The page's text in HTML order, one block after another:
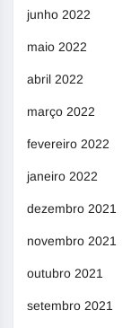
junho 2022
maio 2022
abril 2022
março 2022
fevereiro 2022
janeiro 2022
dezembro 2021
novembro 2021
outubro 2021
setembro 2021